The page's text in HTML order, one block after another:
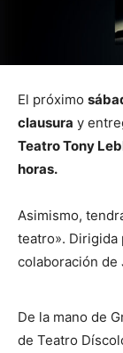
El próximo
clausura y
Teatro Tony
horas.
Asimismo,
teatro». Dirigida
colaboración de
De la mano de
de Teatro